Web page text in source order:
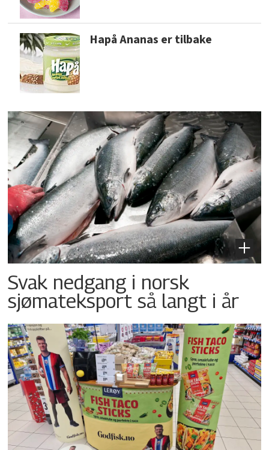
Hapå Ananas er tilbake
Svak nedgang i norsk
sjømateksport så langt i år